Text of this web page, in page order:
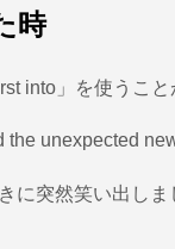
時
into」を使うこ
the unexpected
に突然笑い出しま